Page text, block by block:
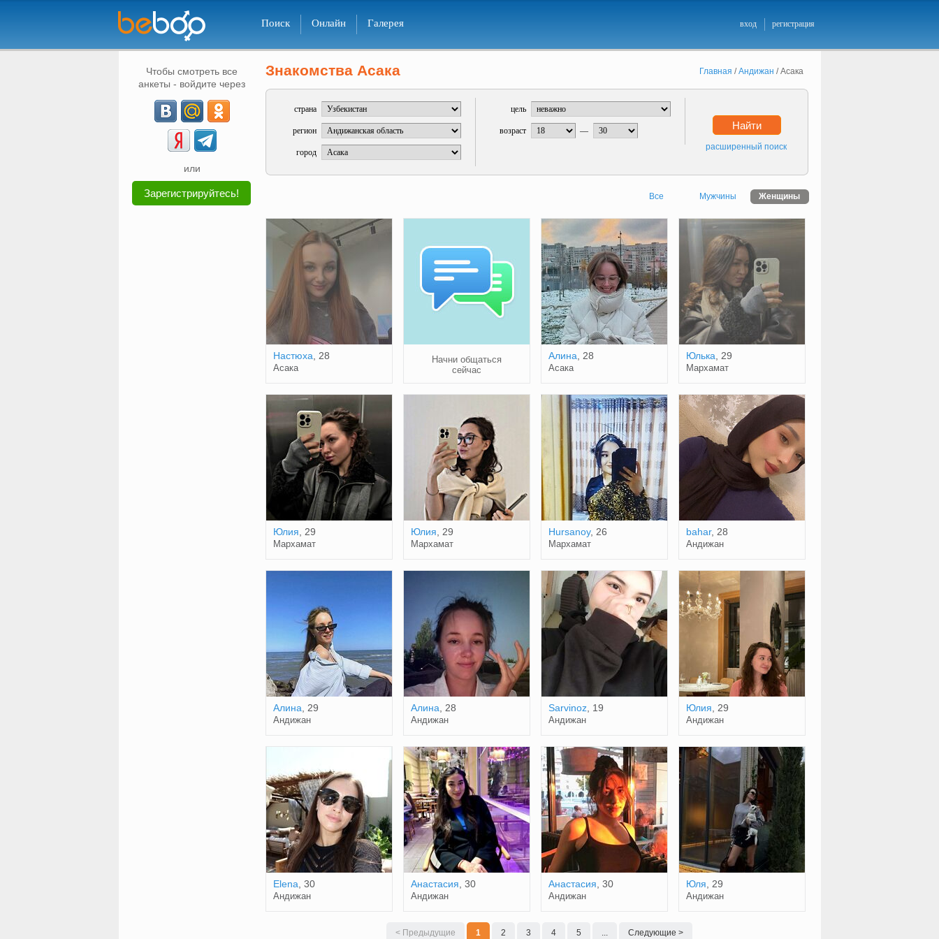
Поиск Онлайн Галерея вход регистрация
Чтобы смотреть все
анкеты - войдите через
или
Зарегистрируйтесь!
Знакомства Асака Главная /Андижан /Асака
страна
регион
город
цель
возраст — Найти
расширенный поиск
Все Мужчины Женщины
Настюха , 28
Асака
Начни общаться
сейчас
Алина , 28
Асака
Юлька , 29
Мархамат
Юлия , 29
Мархамат
Юлия , 29
Мархамат
Hursanoy, 26
Мархамат
bahar, 28
Андижан
Алина , 29
Андижан
Алина , 28
Андижан
Sarvinoz, 19
Андижан
Юлия , 29
Андижан
Elena , 30
Андижан
Анастасия , 30
Андижан
Анастасия , 30
Андижан
Юля , 29
Андижан
< Предыдущие 1 2 3 4 5 ... Следующие >